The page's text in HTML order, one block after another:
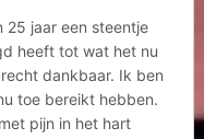
25 jaar een steentje
heeft tot wat het nu
dankbaar. Ik ben
toe bereikt hebben.
pijn in het hart